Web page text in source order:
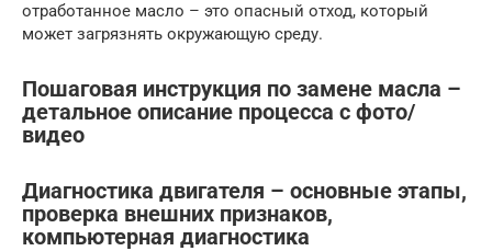
отработанное масло – это опасный отход, который
может загрязнять окружающую среду.
Пошаговая инструкция по замене масла –
детальное описание процесса с фото/
видео
Диагностика двигателя – основные этапы,
проверка внешних признаков,
компьютерная диагностика